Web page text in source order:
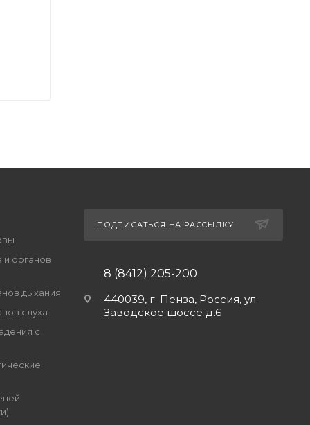
и органов
дыхания
слуха
с
ПОДПИСАТЬСЯ НА РАССЫЛКУ
8 (8412) 205-200
440039, г. Пенза, Россия, ул.
Заводское шоссе д.6